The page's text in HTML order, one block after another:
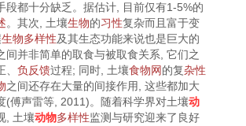
段都十分缺乏。据估计, 目前仅有1-5%的
。其次, 土壤生物的习性复杂而且富于变
生物多样性及其生态功能来说也是巨大的
间并非简单的取食与被取食关系, 它们之
负反馈过程; 同时, 土壤食物网的复杂性
之间还存在大量的间接作用, 这些都加大
(傅声雷等, 2011)。随着科学界对土壤动
, 土壤动物多样性监测与研究迎来了良好